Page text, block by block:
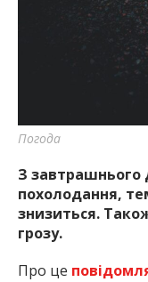
Погода
З завтрашнього
похолодання,
знизиться.
грозу.
Про це